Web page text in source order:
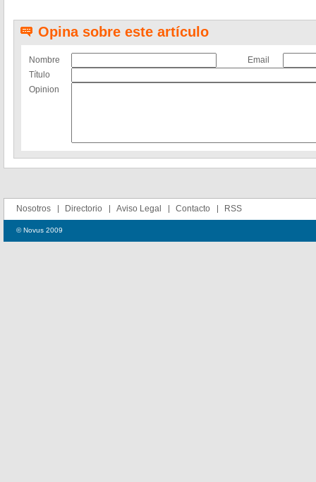
Opina sobre este artículo
Nombre
Email
Título
Opinion
Nosotros Directorio Aviso Legal Contacto RSS
© Novus 2009